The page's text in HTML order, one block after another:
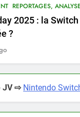
REPORTAGES,
2025 : la
?
JV ⇨ Nintendo